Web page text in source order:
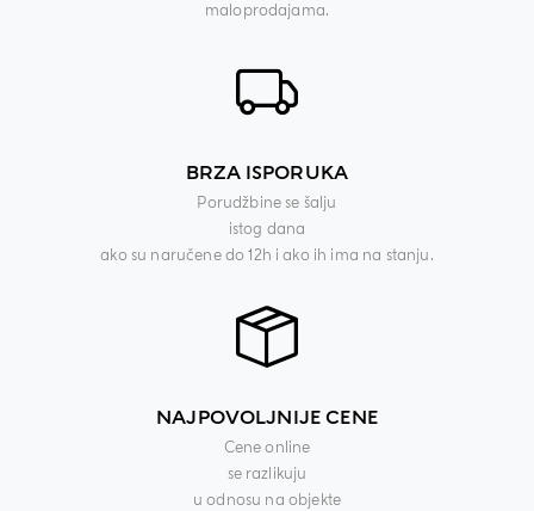
maloprodajama.
BRZA ISPORUKA
Porudžbine se šalju
istog dana
ako su naručene do 12h i ako ih ima na stanju.
NAJPOVOLJNIJE CENE
Cene online
se razlikuju
u odnosu na objekte